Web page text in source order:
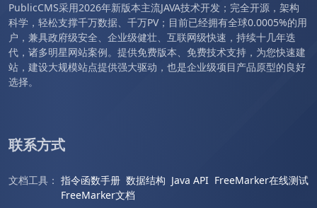
PublicCMS采用2026年新版本主流JAVA技术开发；完全开源，架构
科学，轻松支撑千万数据、千万PV；目前已经拥有全球0.0005%的用
户，兼具政府级安全、企业级健壮、互联网级快速，持续十几年迭
代，诸多明星网站案例。提供免费版本、免费技术支持，为您快速建
站，建设大规模站点提供强大驱动，也是企业级项目产品原型的良好
选择。
联系方式
文档工具： 指令函数手册 数据结构 Java API FreeMarker在线测试
FreeMarker文档